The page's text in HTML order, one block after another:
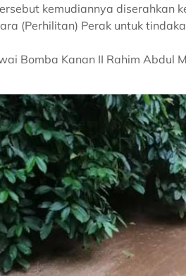
kemudiannya diserahkan
(Perhilitan) Perak untuk
Bomba Kanan II Rahim Abdul